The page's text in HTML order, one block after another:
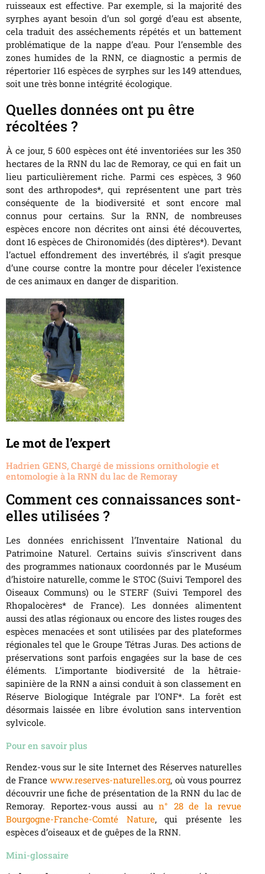
ruisseaux est effective. Par exemple, si la majorité des
syrphes ayant besoin d’un sol gorgé d’eau est absente,
cela traduit des asséchements répétés et un battement
problématique de la nappe d’eau. Pour l’ensemble des
zones humides de la RNN, ce diagnostic a permis de
répertorier 116 espèces de syrphes sur les 149 attendues,
soit une très bonne intégrité écologique.
Quelles données ont pu être
récoltées ?
À ce jour, 5 600 espèces ont été inventoriées sur les 350
hectares de la RNN du lac de Remoray, ce qui en fait un
lieu particulièrement riche. Parmi ces espèces, 3 960
sont des arthropodes*, qui représentent une part très
conséquente de la biodiversité et sont encore mal
connus pour certains. Sur la RNN, de nombreuses
espèces encore non décrites ont ainsi été découvertes,
dont 16 espèces de Chironomidés (des diptères*). Devant
l’actuel effondrement des invertébrés, il s’agit presque
d’une course contre la montre pour déceler l’existence
de ces animaux en danger de disparition.
Le mot de l’expert
Hadrien GENS, Chargé de missions ornithologie et
entomologie à la RNN du lac de Remoray
Comment ces connaissances sont-
elles utilisées ?
Les données enrichissent l’Inventaire National du
Patrimoine Naturel. Certains suivis s’inscrivent dans
des programmes nationaux coordonnés par le Muséum
d’histoire naturelle, comme le STOC (Suivi Temporel des
Oiseaux Communs) ou le STERF (Suivi Temporel des
Rhopalocères* de France). Les données alimentent
aussi des atlas régionaux ou encore des listes rouges des
espèces menacées et sont utilisées par des plateformes
régionales tel que le Groupe Tétras Juras. Des actions de
préservations sont parfois engagées sur la base de ces
éléments. L’importante biodiversité de la hêtraie-
sapinière de la RNN a ainsi conduit à son classement en
Réserve Biologique Intégrale par l’ONF*. La forêt est
désormais laissée en libre évolution sans intervention
sylvicole.
Pour en savoir plus
Rendez-vous sur le site Internet des Réserves naturelles
de Francewww.reserves-naturelles.org, où vous pourrez
découvrir une fiche de présentation de la RNN du lac de
Remoray. Reportez-vous aussi au n° 28 de la revue
Bourgogne-Franche-Comté Nature, qui présente les
espèces d’oiseaux et de guêpes de la RNN.
Mini-glossaire